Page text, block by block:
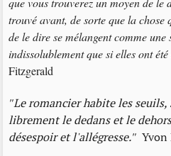
trouvé avant, de sorte que la chose
de le dire se mélangent comme une
indissolublement que si elles ont
Fitzgerald
"Le romancier habite les
librement le dedans et le
désespoir et l'allégresse." Yvon